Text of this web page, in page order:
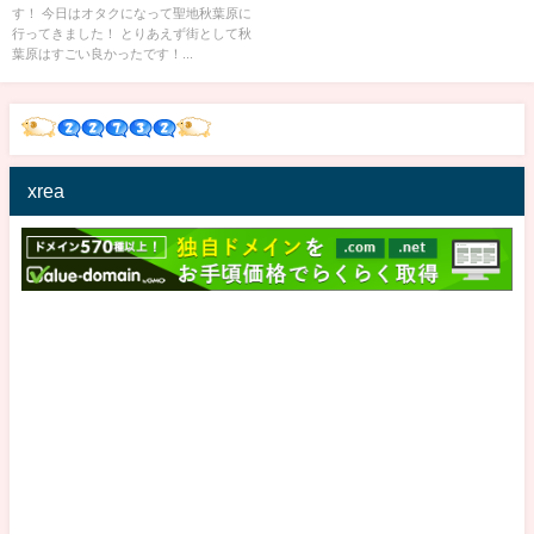
wwwwww
す！ 今日はオタクになって聖地秋葉原に
行ってきました！ とりあえず街として秋
葉原はすごい良かったです！...
xrea